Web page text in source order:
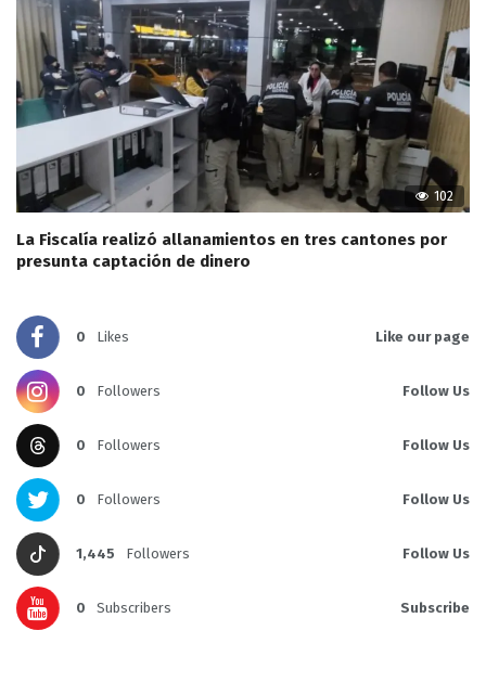
102
La Fiscalía realizó allanamientos en tres cantones por
presunta captación de dinero
0 Likes Like our page
0 Followers Follow Us
0 Followers Follow Us
0 Followers Follow Us
1,445 Followers Follow Us
0 Subscribers Subscribe